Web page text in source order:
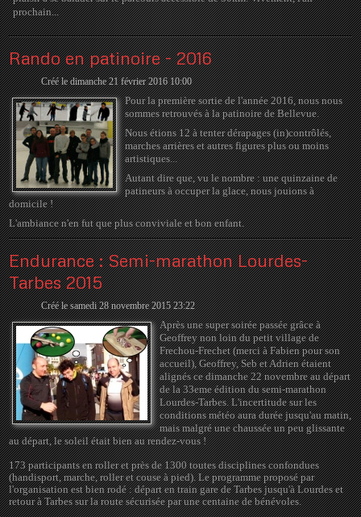
prochain...
Rando en patinoire - 2016
Créé le dimanche 21 février 2016 10:00
Pour la première sortie de l'année 2016, nous nous
sommes retrouvés à la patinoire de Bellevue.
Nous étions 12 à tenter dérapages (in)contrôlés,
marches arrières et autres figures plus ou moins
artistiques...
Autant dire que, vu le nombre : une quinzaine de
patineurs à occuper la glace, nous jouions à
domicile !
L'ambiance n'en fut que plus conviviale et bon enfant.
Endurance : Semi-marathon Lourdes-
Tarbes 2015
Créé le samedi 28 novembre 2015 23:22
Après une super soirée passée grâce à
Geoffrey non loin du petit village de
Frechou-Frechet (merci à Fabien pour son
accueil), Geoffrey, Seb et Adrien étaient
alignés ce dimanche 22 novembre au départ
de la 33eme édition du semi-marathon
Lourdes-Tarbes. L'incertitude sur les
conditions météo aura durée jusqu'au matin,
mais malgré une chaussée un peu glissante
au départ, le soleil était bien au rendez-vous !
173 participants en roller et près de 1300 toutes disciplines confondues
(handisport, marche, roller et couse à pied). Le programme proposé par
l'organisation est bien rodé : départ en train gare de Tarbes jusqu'à Lourdes et
retour à Tarbes sur la route sécurisée par une centaine de bénévoles.